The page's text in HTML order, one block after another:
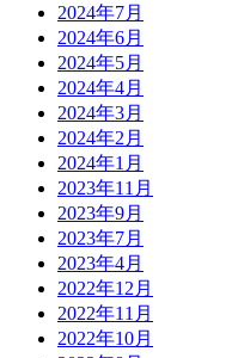
2024年7月
2024年6月
2024年5月
2024年4月
2024年3月
2024年2月
2024年1月
2023年11月
2023年9月
2023年7月
2023年4月
2022年12月
2022年11月
2022年10月